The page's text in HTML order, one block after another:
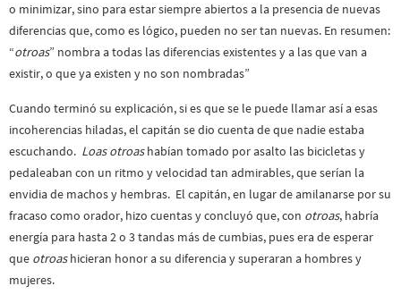
o minimizar, sino para estar siempre abiertos a la presencia de nuevas
diferencias que, como es lógico, pueden no ser tan nuevas. En resumen:
“otroas” nombra a todas las diferencias existentes y a las que van a
existir, o que ya existen y no son nombradas”
Cuando terminó su explicación, si es que se le puede llamar así a esas
incoherencias hiladas, el capitán se dio cuenta de que nadie estaba
escuchando. Loas otroashabían tomado por asalto las bicicletas y
pedaleaban con un ritmo y velocidad tan admirables, que serían la
envidia de machos y hembras. El capitán, en lugar de amilanarse por su
fracaso como orador, hizo cuentas y concluyó que, con otroas, habría
energía para hasta 2 o 3 tandas más de cumbias, pues era de esperar
que otroashicieran honor a su diferencia y superaran a hombres y
mujeres.